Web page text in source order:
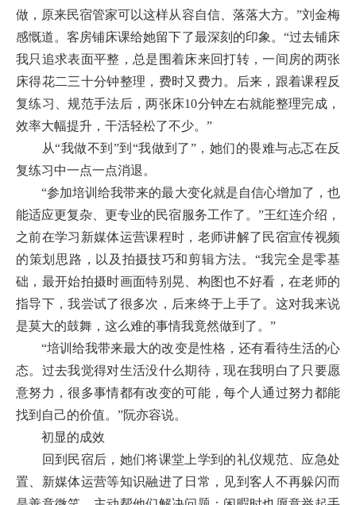
做，原来民宿管家可以这样从容自信、落落大方。”刘金梅
感慨道。客房铺床课给她留下了最深刻的印象。“过去铺床
我只追求表面平整，总是围着床来回打转，一间房的两张
床得花二三十分钟整理，费时又费力。后来，跟着课程反
复练习、规范手法后，两张床10分钟左右就能整理完成，
效率大幅提升，干活轻松了不少。”
从“我做不到”到“我做到了”，她们的畏难与忐忑在反
复练习中一点一点消退。
“参加培训给我带来的最大变化就是自信心增加了，也
能适应更复杂、更专业的民宿服务工作了。”王红连介绍，
之前在学习新媒体运营课程时，老师讲解了民宿宣传视频
的策划思路，以及拍摄技巧和剪辑方法。“我完全是零基
础，最开始拍摄时画面特别晃、构图也不好看，在老师的
指导下，我尝试了很多次，后来终于上手了。这对我来说
是莫大的鼓舞，这么难的事情我竟然做到了。”
“培训给我带来最大的改变是性格，还有看待生活的心
态。过去我觉得对生活没什么期待，现在我明白了只要愿
意努力，很多事情都有改变的可能，每个人通过努力都能
找到自己的价值。”阮亦容说。
初显的成效
回到民宿后，她们将课堂上学到的礼仪规范、应急处
置、新媒体运营等知识融进了日常，见到客人不再躲闪而